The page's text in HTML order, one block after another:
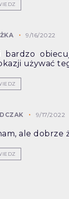
9/16/2022
bardzo
używać
9/17/2022
ale dobrze